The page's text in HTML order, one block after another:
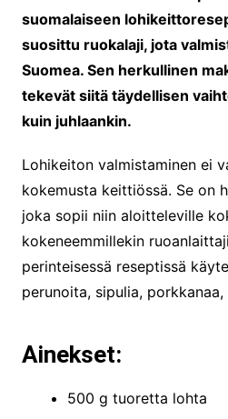
suomalaiseen
suosittu ruokalaji, jota
Suomea. Sen herkullinen
tekevät siitä täydellisen
kuin juhlaankin.
Lohikeiton valmistaminen ei
kokemusta keittiössä. Se on
joka sopii niin aloitteleville
kokeneemmillekin
perinteisessä reseptissä
perunoita, sipulia,
Ainekset:
500 g tuoretta lohta